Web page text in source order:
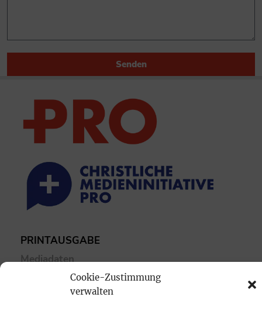
Cookie-Zustimmung
verwalten
Senden
PRINTAUSGABE
Mediadaten
PROKOMPAKT